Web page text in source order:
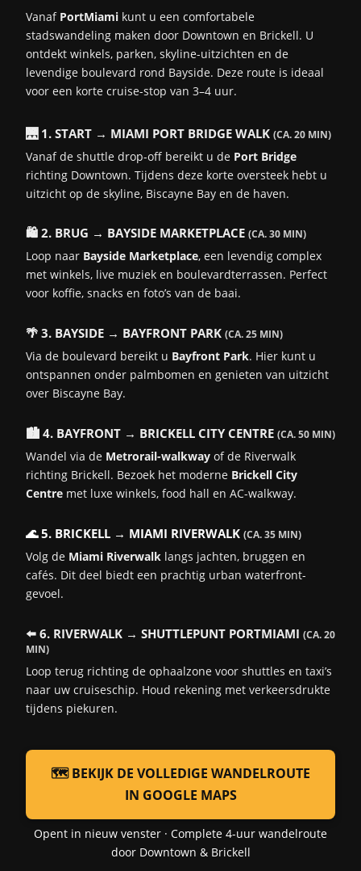
Een cruise door het Panamakanaal is een unieke ervaring waarbij u
getuige bent van een van de grootste technische hoogstandjes ter
wereld. De doorvaart duurt ongeveer 8 tot 10 uur en biedt
spectaculaire uitzichten op de sluizen en het omliggende
regenwoud.de-kritische-cruise-lover.nl
Comfortabele voorzieningen en korte loopafstand tot de schepen.
✅ Terminal F & G – diverse rederijen (Princess, Celebrity, etc.)
Functionele terminals met basisfaciliteiten zoals check-in,
wachtruimten, informatiepunten, toiletten.
✅ Terminal V – Virgin Voyages
Nieuw, modern en volledig gericht op de lifestyle van Virgin.
Lounge-achtige sfeer, hippe inrichting, bar, digitale incheckbalie.
Voorziening
🅿️ Parkeren
✔ Ja – garages en open parkeerterreinen (± $22/dag)
♿ Toegankelijkheid
✔ Volledig rolstoeltoegankelijk (rolstoelen en assistentie op
🚌 Transfers & shuttles
✔ Naar luchthaven, hotels en parkeerterreinen
🌐 Gratis WiFi
✔ In de meeste terminals beschikbaar
✔ Ja – duidelijk aangegeven buiten de terminal
✔ In grotere terminals (souvenirs, snacks, drankjes)
🍽️ Café of snackpunten
✔ In grote terminals zoals A, B, V
✔ Bij Royal Caribbean, Virgin, NCL
🗺️ Ligging
PortMiami ligt op Dodge Island, direct voor de kust van downtown
bereikbaar vanaf Miami International Airport (MIA).
Vanaf PortMiami kunt u een comfortabele
stadswandeling maken door Downtown en Brickell. U
ontdekt winkels, parken, skyline-uitzichten en de
levendige boulevard rond Bayside. Deze route is ideaal
voor een korte cruise-stop van 3–4 uur.
🌉 1. START → MIAMI PORT BRIDGE WALK (CA. 20 MIN)
Vanaf de shuttle drop-off bereikt u de Port Bridge
richting Downtown. Tijdens deze korte oversteek hebt u
uitzicht op de skyline, Biscayne Bay en de haven.
🛍️ 2. BRUG → BAYSIDE MARKETPLACE (CA. 30 MIN)
Loop naar Bayside Marketplace, een levendig complex
met winkels, live muziek en boulevardterrassen. Perfect
voor koffie, snacks en foto’s van de baai.
🌴 3. BAYSIDE → BAYFRONT PARK (CA. 25 MIN)
Via de boulevard bereikt u Bayfront Park. Hier kunt u
ontspannen onder palmbomen en genieten van uitzicht
over Biscayne Bay.
🏙️ 4. BAYFRONT → BRICKELL CITY CENTRE (CA. 50 MIN)
Wandel via de Metrorail-walkway of de Riverwalk
richting Brickell. Bezoek het moderne Brickell City
Centre met luxe winkels, food hall en AC-walkway.
🌊 5. BRICKELL → MIAMI RIVERWALK (CA. 35 MIN)
Volg de Miami Riverwalk langs jachten, bruggen en
cafés. Dit deel biedt een prachtig urban waterfront-
gevoel.
⬅️ 6. RIVERWALK → SHUTTLEPUNT PORTMIAMI (CA. 20
MIN)
Loop terug richting de ophaalzone voor shuttles en taxi’s
naar uw cruiseschip. Houd rekening met verkeersdrukte
tijdens piekuren.
🗺️ BEKIJK DE VOLLEDIGE WANDELROUTE
IN GOOGLE MAPS
Opent in nieuw venster · Complete 4-uur wandelroute
door Downtown & Brickell